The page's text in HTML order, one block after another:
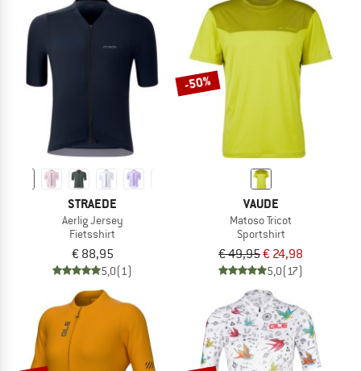
STRAEDE
Aerlig Jersey
Fietsshirt
€ 88,95
5,0(1)
-50%
VAUDE
Matoso Tricot
Sportshirt
€ 49,95€ 24,98
5,0(17)